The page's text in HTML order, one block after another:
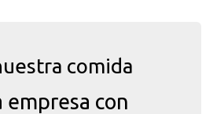
comida
empresa con